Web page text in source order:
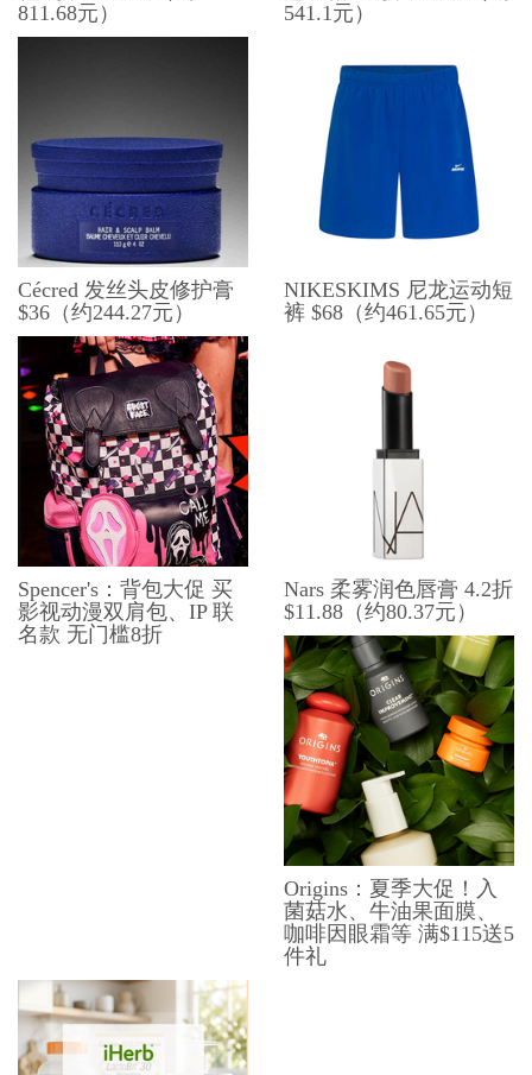
811.68元）
541.1元）
Cécred 发丝头皮修护膏
$36（约244.27元）
NIKESKIMS 尼龙运动短
裤 $68（约461.65元）
Spencer's：背包大促 买
影视动漫双肩包、​​IP 联
名款 无门槛8折
Nars 柔雾润色唇膏 4.2折
$11.88（约80.37元）
Origins：夏季大促！入
菌菇水、牛油果面膜、
咖啡因眼霜等 满$115送5
件礼